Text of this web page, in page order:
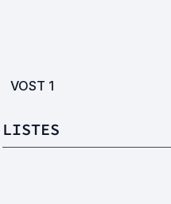
VOST 1
LISTES